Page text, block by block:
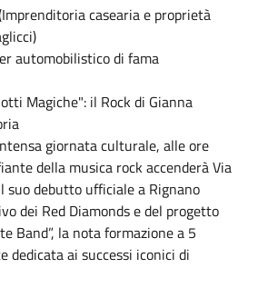
casearia e proprietà
automobilistico di fama
Magiche": il Rock di Gianna
giornata culturale, alle ore
della musica rock accenderà Via
suo debutto ufficiale a Rignano
dei Red Diamonds e del progetto
Band”, la nota formazione a 5
dedicata ai successi iconici di